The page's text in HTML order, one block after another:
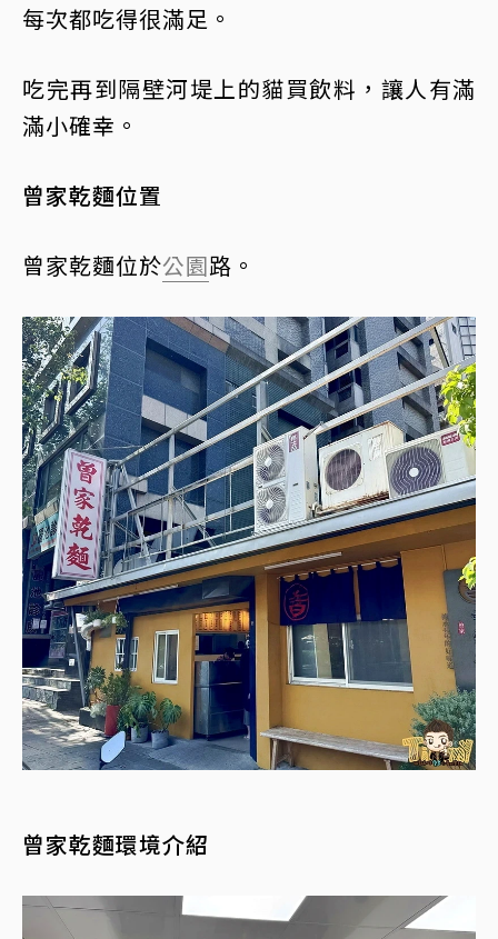
每次都吃得很滿足。
吃完再到隔壁河堤上的貓買飲料，讓人有滿
滿小確幸。
曾家乾麵位置
曾家乾麵位於公園路。
曾家乾麵環境介紹